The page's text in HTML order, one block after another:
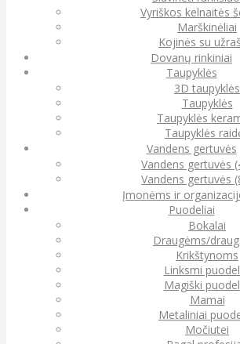
Vyriškos kelnaitės
Marškinėliai
Kojinės su
Dovanų rinkiniai
Taupyklės
3D taupyklės
Taupyklės
Taupyklės
Taupyklės
Vandens gertuvės
Vandens gertuvės
Vandens gertuvės
Įmonėms ir
Puodeliai
Bokalai
Draugėms/
Krikštynoms
Linksmi
Magiški
Mamai
Metaliniai
Močiutei